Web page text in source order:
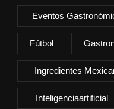
Eventos
Fútbol
Ingredientes
Inteligenciaartificial